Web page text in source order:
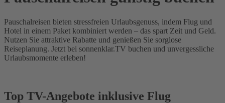
Pauschalreisen bieten stressfreien Urlaubsgenuss, indem Flug und
Hotel in einem Paket kombiniert werden – das spart Zeit und Geld.
Nutzen Sie attraktive Rabatte und genießen Sie sorglose
Reiseplanung. Jetzt bei sonnenklar.TV buchen und unvergessliche
Urlaubsmomente erleben!
Top TV-Angebote inklusive Flug